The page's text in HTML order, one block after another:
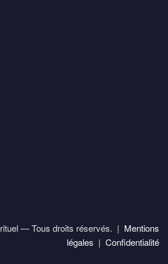
— Tous droits réservés. | Mentions
légales | Confidentialité